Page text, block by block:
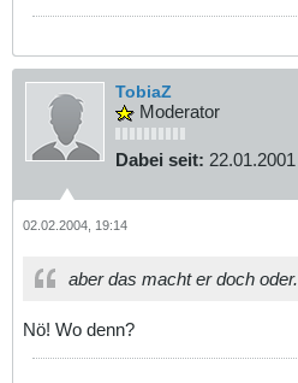
TobiaZ
Moderator
Dabei seit: 22.01.2001
02.02.2004, 19:14
aber das macht er doch oder.
Nö! Wo denn?